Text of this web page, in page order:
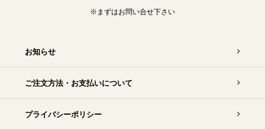
※まずはお問い合せ下さい
お知らせ
ご注文方法・お支払いについて
プライバシーポリシー